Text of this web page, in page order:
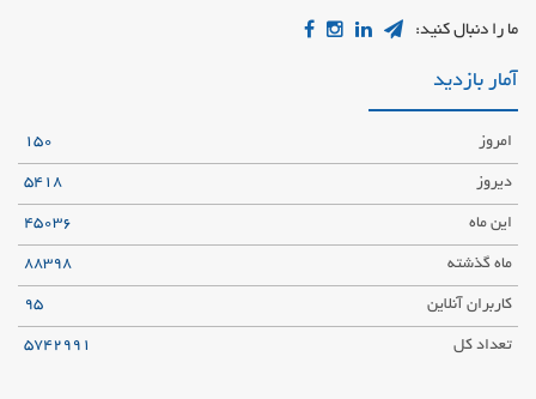
ما را دنبال کنید:
آمار بازدید
امروز 150
دیروز 5418
این ماه 45036
ماه گذشته 88398
کاربران آنلاین 95
تعداد کل 5742991